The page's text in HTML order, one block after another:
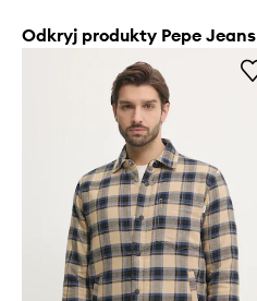
Odkryj produkty Pepe Jeans